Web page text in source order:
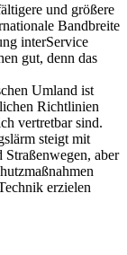
und größere
Bandbreite
interService
gut, denn das
Umland ist
Richtlinien
vertretbar sind.
steigt mit
Straßenwegen, aber
erzielen